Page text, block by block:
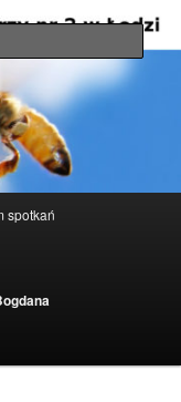
nr 2 w
spotkań